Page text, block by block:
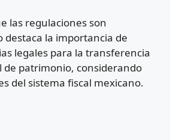
las regulaciones son
destaca la importancia de
legales para la transferencia
patrimonio, considerando
del sistema fiscal mexicano.